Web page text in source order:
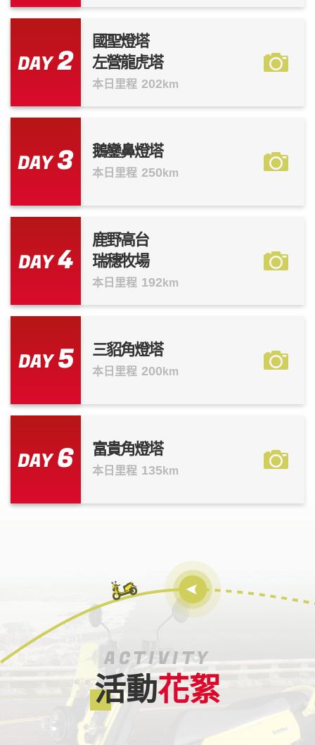
DAY2
國聖燈塔
左營龍虎塔
本日里程 202 km
DAY3 鵝鑾鼻燈塔
本日里程 250 km
DAY4
鹿野高台
瑞穗牧場
本日里程 192 km
DAY5 三貂角燈塔
本日里程 200 km
DAY6 富貴角燈塔
本日里程 135km
ACTIVITY
活動花絮